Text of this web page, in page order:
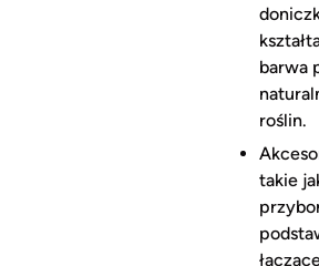
barwa
roślin.
takie